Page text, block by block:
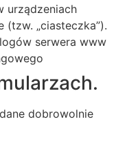
urządzeniach
„ciasteczka”).
serwera www
dobrowolnie